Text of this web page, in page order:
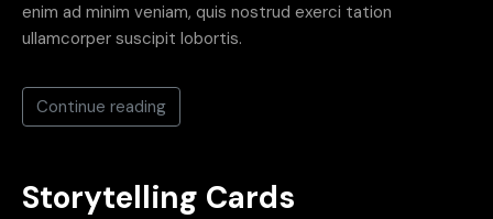
enim ad minim veniam, quis nostrud exerci tation
ullamcorper suscipit lobortis.
Continue reading
Storytelling Cards